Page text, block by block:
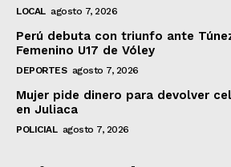
LOCAL agosto 7, 2026
Perú debuta con triunfo ante
Femenino U17 de Vóley
DEPORTES agosto 7, 2026
Mujer pide dinero para devolver
en Juliaca
POLICIAL agosto 7, 2026